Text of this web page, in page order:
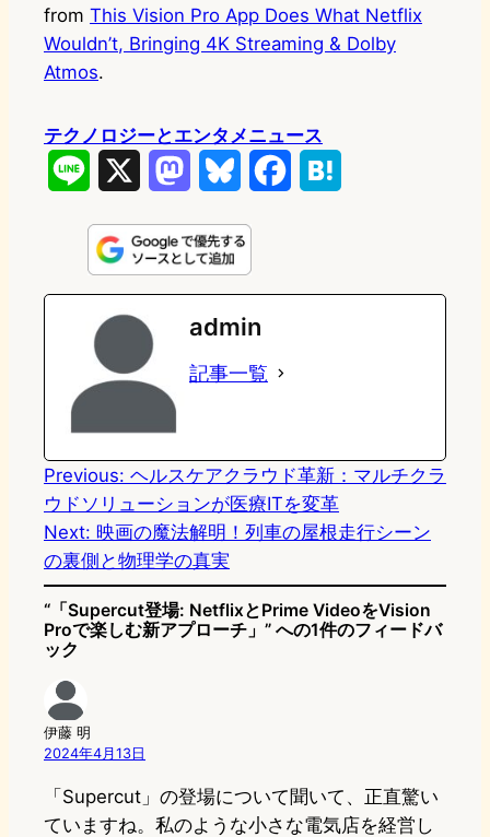
from This Vision Pro App Does What Netflix
Wouldn’t, Bringing 4K Streaming & Dolby
Atmos.
テクノロジーとエンタメニュース
n
e
s
t
o
d
n
u
e
s
k
e
k
e
admin
記事一覧
Previous: ヘルスケアクラウド革新：マルチクラ
ウドソリューションが医療ITを変革
Next: 映画の魔法解明！列車の屋根走行シーン
の裏側と物理学の真実
“「Supercut登場: NetflixとPrime VideoをVision
Proで楽しむ新アプローチ」” への1件のフィードバ
ック
伊藤 明
2024年4月13日
「Supercut」の登場について聞いて、正直驚い
ていますね。私のような小さな電気店を経営し